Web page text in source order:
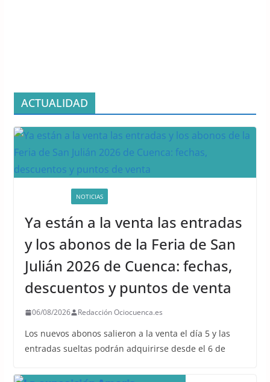
ACTUALIDAD
NOTICIAS
Ya están a la venta las entradas
y los abonos de la Feria de San
Julián 2026 de Cuenca: fechas,
descuentos y puntos de venta
06/08/2026 Redacción Ociocuenca.es
Los nuevos abonos salieron a la venta el día 5 y las
entradas sueltas podrán adquirirse desde el 6 de